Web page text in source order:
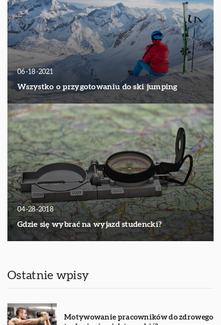
06-18-2021
Wszystko o przygotowaniu do ski jumping
04-28-2018
Gdzie się wybrać na wyjazd studencki?
Ostatnie wpisy
Motywowanie pracowników do zdrowego